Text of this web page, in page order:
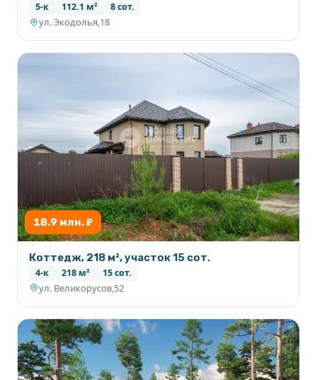
5-к 112.1 м² 8 сот.
ул. Экодолья,18
18.9 млн. ₽
Коттедж, 218 м², участок 15 сот.
4-к 218 м² 15 сот.
ул. Великорусов,52